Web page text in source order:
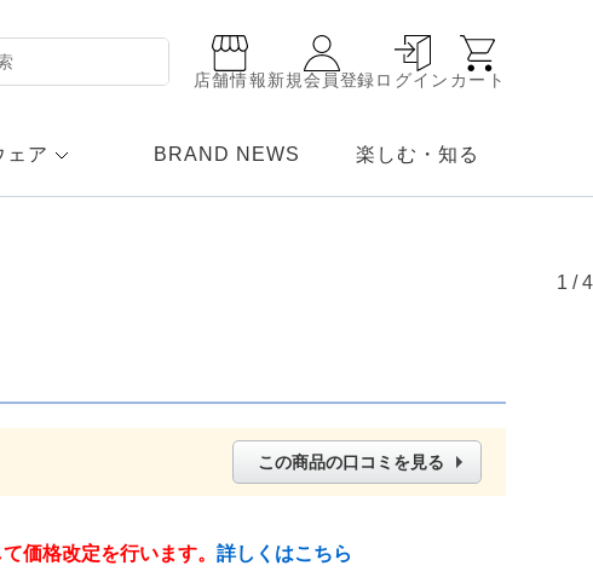
店舗情報新規会員登録ログイン カート
ェア BRAND NEWS 楽しむ・知る
この商品の口コミを見る
価格改定を行います。 詳しくはこちら
1 /4